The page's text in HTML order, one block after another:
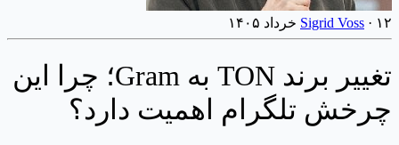
Sigrid Voss · ۱۲ خرداد ۱۴۰۵
تغییر برند TON به Gram؛ چرا این
چرخش تلگرام اهمیت دارد؟